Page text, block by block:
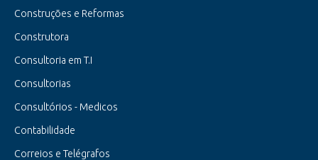
Construções e Reformas
Construtora
Consultoria em T.I
Consultorias
Consultórios - Medicos
Contabilidade
Correios e Telégrafos